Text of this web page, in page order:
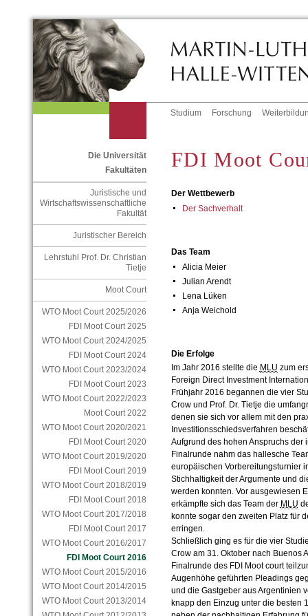
Studium Forschung
Die Universität
Fakultäten
Juristische und
Wirtschaftswissenschaftliche
Fakultät
Juristischer Bereich
Lehrstuhl Prof. Dr. Christian
Tietje
Moot Court
WTO Moot Court 2025/2026
FDI Moot Court 2025
WTO Moot Court 2024/2025
FDI Moot Court 2024
WTO Moot Court 2023/2024
FDI Moot Court 2023
WTO Moot Court 2022/2023
Moot Court 2022
WTO Moot Court 2020/2021
FDI Moot Court 2020
WTO Moot Court 2019/2020
FDI Moot Court 2019
WTO Moot Court 2018/2019
FDI Moot Court 2018
WTO Moot Court 2017/2018
FDI Moot Court 2017
WTO Moot Court 2016/2017
FDI Moot Court 2016
WTO Moot Court 2015/2016
WTO Moot Court 2014/2015
WTO Moot Court 2013/2014
FDI Moot
Der Wettbewerb
Der Sachverhalt
Das Team
Alicia Meier
Julian Arendt
Lena Lüken
Anja Weichold
Die Erfolge
Im Jahr 2016 stellte die MLU zum
Foreign Direct Investment
Frühjahr 2016 begannen die vier
Crow und Prof. Dr. Tietje die
denen sie sich vor allem mit den
Investitionsschiedsverfahren
Aufgrund des hohen Anspruchs der
Finalrunde nahm das hallesche
europäischen Vorbereitungsturnier
Stichhaltigkeit der Argumente und
werden konnten. Vor ausgewiesen
erkämpfte sich das Team der MLU
konnte sogar den zweiten Platz für
erringen.
Schließlich ging es für die vier
Crow am 31. Oktober nach Buenos
Finalrunde des FDI Moot court
Augenhöhe geführten Pleadings
und die Gastgeber aus Argentinien
knapp den Einzug unter die besten